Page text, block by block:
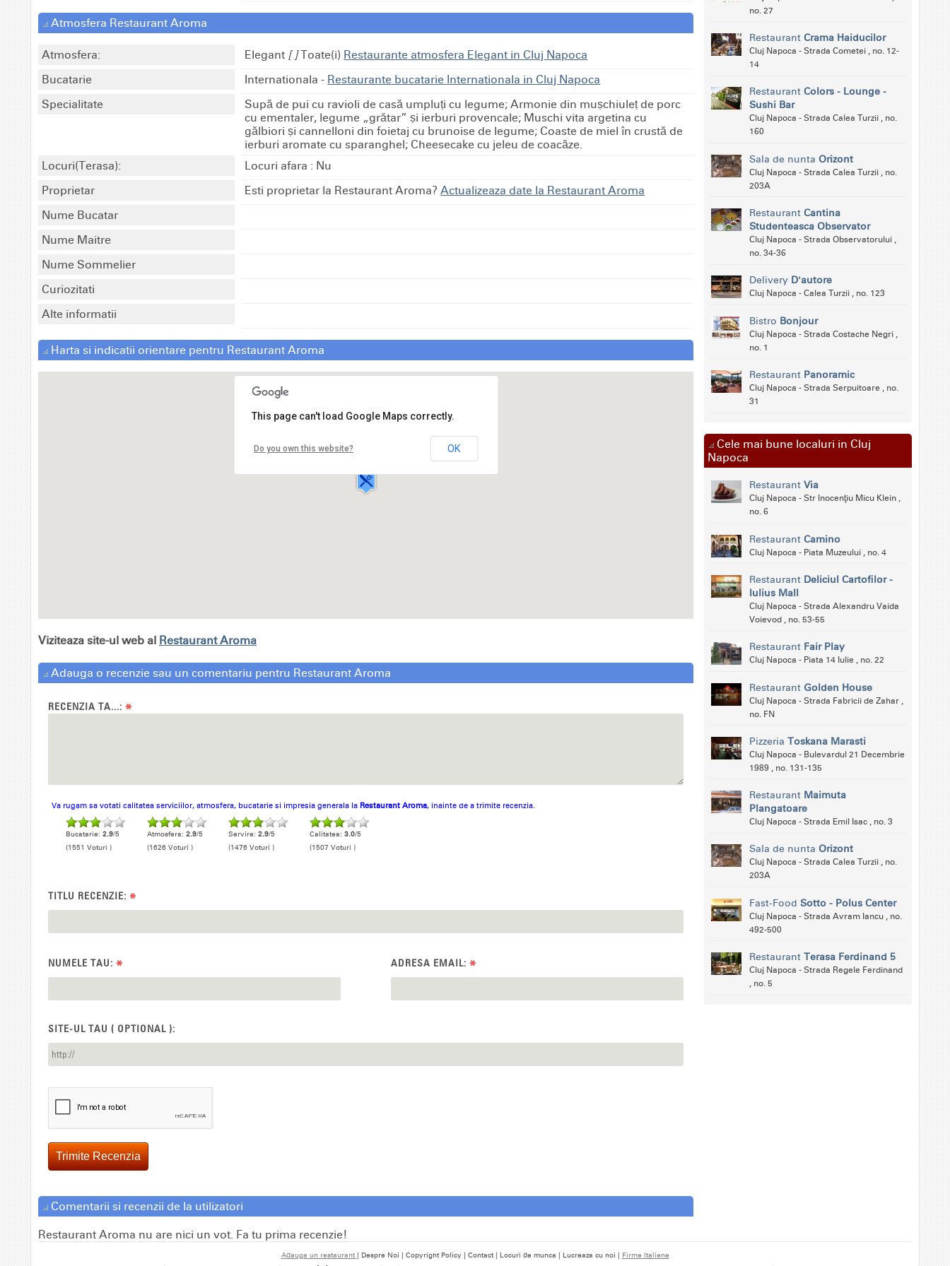
Atmosfera Restaurant Aroma
Atmosfera: Elegant [ ]Toate(i) Restaurante atmosfera Elegant in Cluj Napoca
Bucatarie
Internationala - Restaurante bucatarie Internationala in Cluj Napoca
Specialitate
Supă de pui cu ravioli de casă umpluṭi cu legume; Armonie din muṣchiuleṭ de porc
cu ementaler, legume „grătar” ṣi ierburi provencale; Muschi vita argetina cu
gălbiori ṣi cannelloni din foietaj cu brunoise de legume; Coaste de miel în crustă de
ierburi aromate cu sparanghel; Cheesecake cu jeleu de coacăze.
Locuri(Terasa):
Locuri afara : Nu
Proprietar
Esti proprietar la Restaurant Aroma?Actualizeaza date la Restaurant Aroma
Nume Bucatar
Nume Maitre
Nume Sommelier
Curiozitati
Alte informatii
Harta si indicatii orientare pentru Restaurant Aroma
This page can't load Google Maps correctly.
Do you own this website? OK
Viziteaza site-ul web al Restaurant Aroma
Adauga o recenzie sau un comentariu pentru Restaurant Aroma
RECENZIA TA...: *
Va rugam sa votati calitatea serviciilor, atmosfera, bucatarie si impresia generala la Restaurant Aroma, inainte de a trimite recenzia.
Bucatarie: 2.9/5
(1551 Voturi )
Atmosfera: 2.9/5
(1626 Voturi )
Servire: 2.9/5
(1476 Voturi )
Calitatea: 3.0/5
(1507 Voturi )
TITLU RECENZIE: *
NUMELE TAU: * ADRESA EMAIL:*
SITE-UL TAU ( OPTIONAL ):
Trimite Recenzia
Comentarii si recenzii de la utilizatori
Restaurant Aroma nu are nici un vot. Fa tu prima recenzie!
no. 27
Restaurant Crama Haiducilor
Cluj Napoca - Strada Cometei , no. 12-
14
Restaurant Colors - Lounge -
Sushi Bar
Cluj Napoca - Strada Calea Turzii , no.
160
Sala de nunta Orizont
Cluj Napoca - Strada Calea Turzii , no.
203A
Restaurant Cantina
Studenteasca Observator
Cluj Napoca - Strada Observatorului ,
no. 34-36
Delivery D'autore
Cluj Napoca - Calea Turzii , no. 123
Bistro Bonjour
Cluj Napoca - Strada Costache Negri ,
no. 1
Restaurant Panoramic
Cluj Napoca - Strada Serpuitoare , no.
31
Cele mai bune localuri in Cluj
Napoca
Restaurant Via
Cluj Napoca - Str Inocenţiu Micu Klein ,
no. 6
Restaurant Camino
Cluj Napoca - Piata Muzeului , no. 4
Restaurant Deliciul Cartofilor -
Iulius Mall
Cluj Napoca - Strada Alexandru Vaida
Voievod , no. 53-55
Restaurant Fair Play
Cluj Napoca - Piata 14 Iulie , no. 22
Restaurant Golden House
Cluj Napoca - Strada Fabricii de Zahar ,
no. FN
Pizzeria Toskana Marasti
Cluj Napoca - Bulevardul 21 Decembrie
1989 , no. 131-135
Restaurant Maimuta
Plangatoare
Cluj Napoca - Strada Emil Isac , no. 3
Sala de nunta Orizont
Cluj Napoca - Strada Calea Turzii , no.
203A
Fast-Food Sotto - Polus Center
Cluj Napoca - Strada Avram Iancu , no.
492-500
Restaurant Terasa Ferdinand 5
Cluj Napoca - Strada Regele Ferdinand
, no. 5
Adauga un restaurant | Despre Noi | Copyright Policy | Contact | Locuri de munca | Lucreaza cu noi |
Firme Italiene